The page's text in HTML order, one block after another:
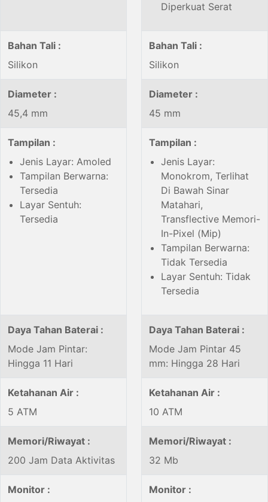
Diperkuat Serat
Bahan Tali :
Silikon
Bahan Tali :
Silikon
Diameter :
45,4 mm
Diameter :
45 mm
Tampilan :
Jenis Layar: Amoled
Tampilan Berwarna:
Tersedia
Layar Sentuh:
Tersedia
Tampilan :
Jenis Layar:
Monokrom, Terlihat
Di Bawah Sinar
Matahari,
Transflective Memori-
In-Pixel (Mip)
Tampilan Berwarna:
Tidak Tersedia
Layar Sentuh: Tidak
Tersedia
Daya Tahan Baterai :
Mode Jam Pintar:
Hingga 11 Hari
Daya Tahan Baterai :
Mode Jam Pintar 45
mm: Hingga 28 Hari
Ketahanan Air :
5 ATM
Ketahanan Air :
10 ATM
Memori/Riwayat :
200 Jam Data Aktivitas
Memori/Riwayat :
32 Mb
Monitor :
Monitor :